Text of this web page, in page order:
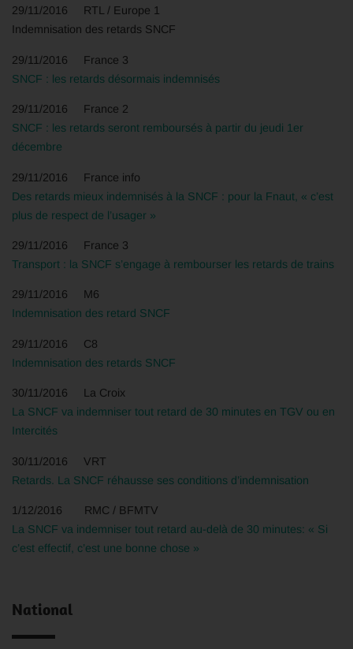
29/11/2016 RTL / Europe 1
Indemnisation des retards SNCF
29/11/2016 France 3
SNCF : les retards désormais indemnisés
29/11/2016 France 2
SNCF : les retards seront remboursés à partir du jeudi 1er
décembre
29/11/2016 France info
Des retards mieux indemnisés à la SNCF : pour la Fnaut, « c’est
plus de respect de l’usager »
29/11/2016 France 3
Transport : la SNCF s’engage à rembourser les retards de trains
29/11/2016 M6
Indemnisation des retard SNCF
29/11/2016 C8
Indemnisation des retards SNCF
30/11/2016 La Croix
La SNCF va indemniser tout retard de 30 minutes en TGV ou en
Intercités
30/11/2016 VRT
Retards. La SNCF réhausse ses conditions d’indemnisation
1/12/2016 RMC / BFMTV
La SNCF va indemniser tout retard au-delà de 30 minutes: « Si
c’est effectif, c’est une bonne chose »
National